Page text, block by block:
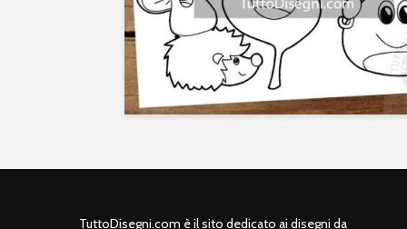
TuttoDisegni.com è il sito dedicato ai disegni da